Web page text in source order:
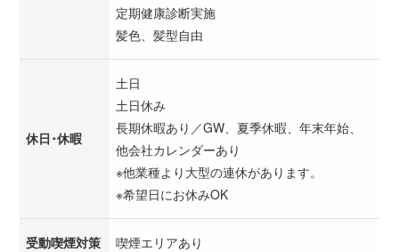
定期健康診断実施
髪色、髪型自由
休日･休暇
土日
土日休み
長期休暇あり／GW、夏季休暇、年末年始、
他会社カレンダーあり
※他業種より大型の連休があります。
※希望日にお休みOK
受動喫煙対策 喫煙エリアあり